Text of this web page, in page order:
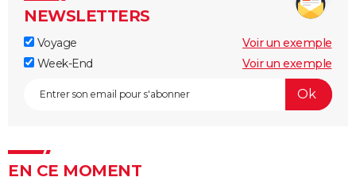
NEWSLETTERS
Voyage
Voir un exemple
Week-End
Voir un exemple
EN CE MOMENT